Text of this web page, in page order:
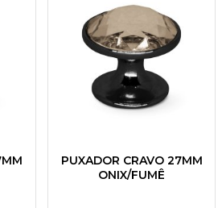
PUXADOR CRAVO 27MM
ONIX/FUMÊ